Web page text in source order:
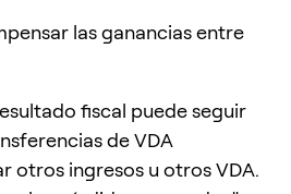
las ganancias entre
fiscal puede seguir
de VDA
otros ingresos u otros VDA.